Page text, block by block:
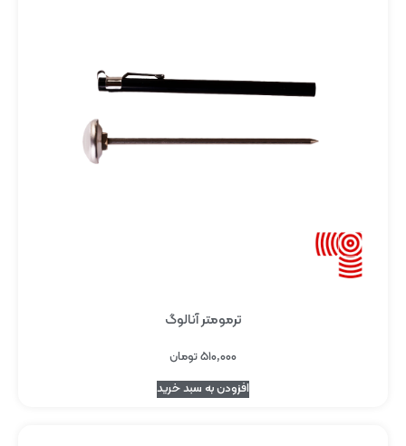
ترمومتر آنالوگ
۵۱۰,۰۰۰تومان
افزودن به سبد خرید